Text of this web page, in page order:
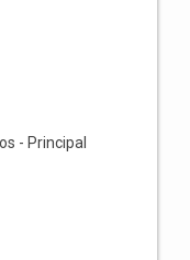
- Principal